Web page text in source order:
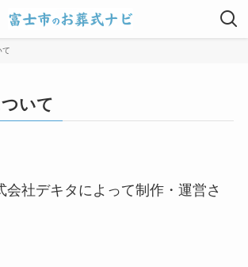
て
いて
会社デキタによって制作・運営さ